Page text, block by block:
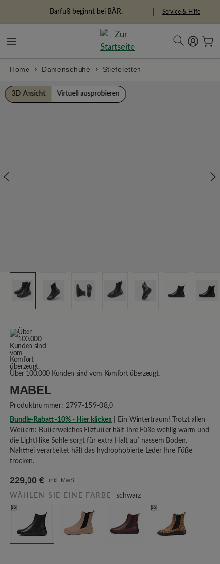
Freiheitspioniere Service & Hilfe
Home Damenschuhe Stiefeletten
Bildergalerie überspringen
3D Ansicht Virtuell ausprobieren
Über 100.000 Kunden sind vom Komfort überzeugt.
MABEL
Produktnummer: 2797-159-08,0
Bundle-Rabatt -10% - Hier klicken | Ein Wintertraum! Trotzt allen
Wettern: Butterweiches Filzfutter hält Ihre Füße wohlig warm und
die LightHike Sohle sorgt für extra Halt auf nassem Boden.
Nahtfrei verarbeitet hält das hydrophobierte Leder Ihre Füße
trocken.
229,00 € inkl. MwSt.
WÄHLEN SIE EINE FARBE schwarz